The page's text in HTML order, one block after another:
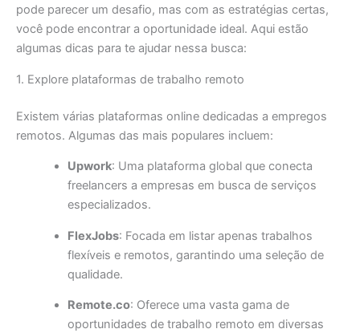
pode parecer um desafio, mas com as estratégias certas,
você pode encontrar a oportunidade ideal. Aqui estão
algumas dicas para te ajudar nessa busca:
1. Explore plataformas de trabalho remoto
Existem várias plataformas online dedicadas a empregos
remotos. Algumas das mais populares incluem:
Upwork: Uma plataforma global que conecta
freelancers a empresas em busca de serviços
especializados.
FlexJobs: Focada em listar apenas trabalhos
flexíveis e remotos, garantindo uma seleção de
qualidade.
Remote.co: Oferece uma vasta gama de
oportunidades de trabalho remoto em diversas